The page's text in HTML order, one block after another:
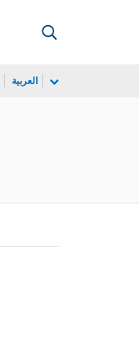
العربية